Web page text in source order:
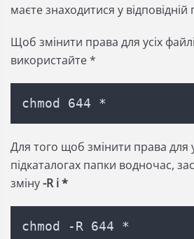
маєте знаходитися у відповідній
Щоб змінити права для усіх
використайте*
chmod 644 *
Для того щоб змінити права для
підкаталогах папки водночас,
зміну-R і *
chmod -R 644 *